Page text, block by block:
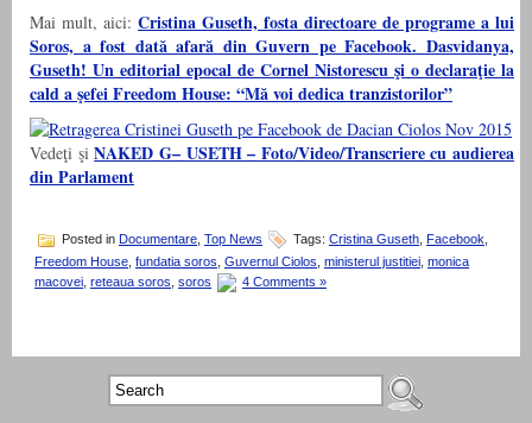
Mai mult, aici: Cristina Guseth, fosta directoare de programe a lui
Soros, a fost dată afară din Guvern pe Facebook. Dasvidanya,
Guseth! Un editorial epocal de Cornel Nistorescu şi o declaraţie la
cald a şefei Freedom House: “Mă voi dedica tranzistorilor”
Vedeţi şiNAKED G– USETH – Foto/Video/Transcriere cu audierea
din Parlament
Posted in Documentare Top News Tags: Cristina Guseth Facebook
Freedom House, fundatia soros, Guvernul Ciolos, ministerul justitiei, monica
macovei reteaua soros soros 4 Comments »